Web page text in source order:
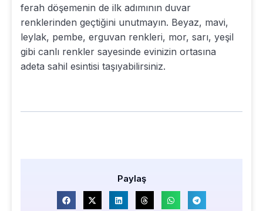
ferah döşemenin de ilk adımının duvar
renklerinden geçtiğini unutmayın. Beyaz, mavi,
leylak, pembe, erguvan renkleri, mor, sarı, yeşil
gibi canlı renkler sayesinde evinizin ortasına
adeta sahil esintisi taşıyabilirsiniz.
Paylaş